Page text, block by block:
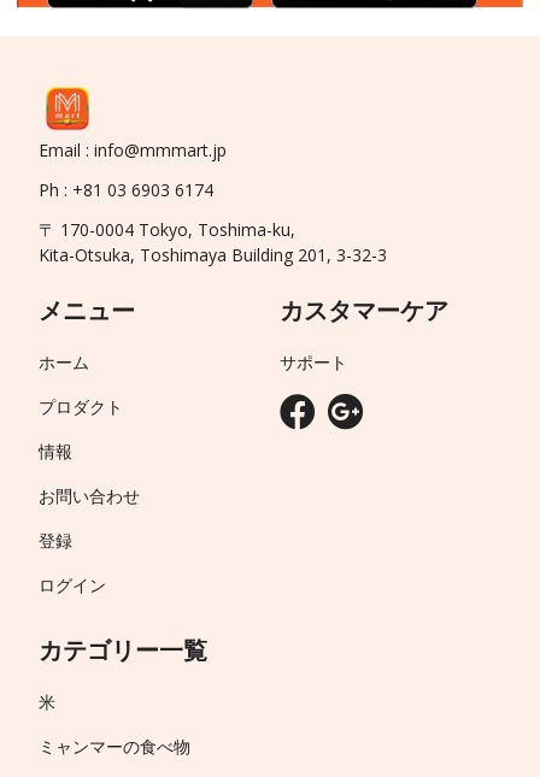
Email : info@mmmart.jp
Ph : +81 03 6903 6174
〒 170-0004 Tokyo, Toshima-ku,
Kita-Otsuka, Toshimaya Building 201, 3-32-3
メニュー
ホーム
プロダクト
情報
お問い合わせ
登録
ログイン
カテゴリー一覧
米
ミャンマーの食べ物
カスタマーケア
サポート